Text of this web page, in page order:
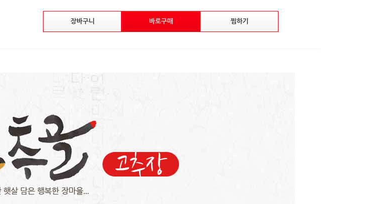
장바구니 바로구매 찜하기